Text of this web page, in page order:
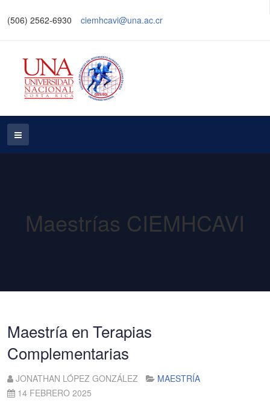
(506) 2562-6930 ciemhcavi@una.ac.cr
Maestrías CIEMHCAVI
Maestría en Terapias
Complementarias
JONATHAN LÓPEZ GONZÁLEZ
MAESTRÍA
14 FEBRERO 2025